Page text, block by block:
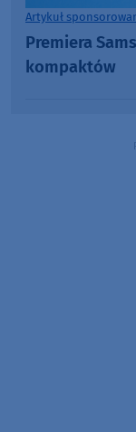
Artykuł
Premiera
kompaktów